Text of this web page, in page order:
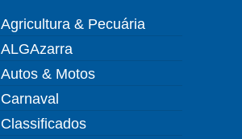
Agricultura & Pecuária
ALGAzarra
Autos & Motos
Carnaval
Classificados